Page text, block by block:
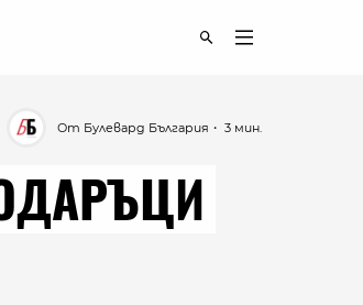
・ 3 мин.
От Булевард България